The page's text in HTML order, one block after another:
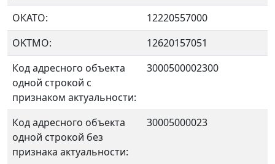
ОКАТО:
12220557000
OKTMO:
12620157051
Код адресного объекта
одной строкой с
признаком актуальности:
3000500002300
Код адресного объекта
одной строкой без
признака актуальности:
30005000023